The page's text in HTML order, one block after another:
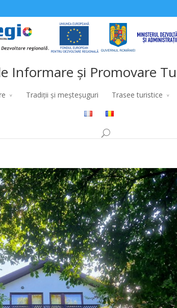
Informare și Promovare
Tradiții și meșteșuguri Trasee turistice